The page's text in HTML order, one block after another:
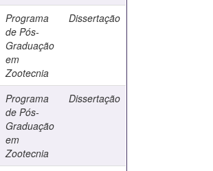
Programa
de Pós-
Graduação
em
Zootecnia
Dissertação
Programa
de Pós-
Graduação
em
Zootecnia
Dissertação